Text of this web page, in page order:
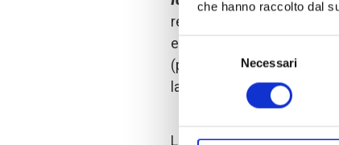
che hanno raccolto dal
del
consenso
Necessari
refuerza el mensaje
específicamente en
(provincia de Manabí) y
la campaña ¡Lávate-te
Los objetivos de este